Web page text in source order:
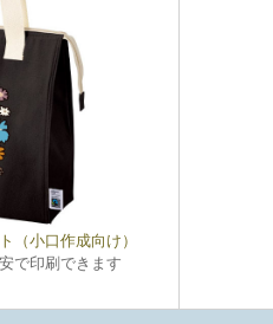
（小口作成向け）
で印刷できます